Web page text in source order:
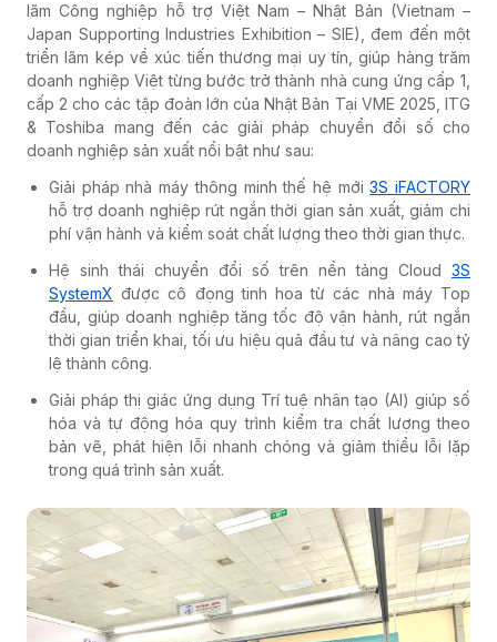
lãm Công nghiệp hỗ trợ Việt Nam – Nhật Bản (Vietnam –
Japan Supporting Industries Exhibition – SIE), đem đến một
triển lãm kép về xúc tiến thương mại uy tín, giúp hàng trăm
doanh nghiệp Việt từng bước trở thành nhà cung ứng cấp 1,
cấp 2 cho các tập đoàn lớn của Nhật Bản Tại VME 2025, ITG
& Toshiba mang đến các giải pháp chuyển đổi số cho
doanh nghiệp sản xuất nổi bật như sau:
Giải pháp nhà máy thông minh thế hệ mới3S iFACTORY
hỗ trợ doanh nghiệp rút ngắn thời gian sản xuất, giảm chi
phí vận hành và kiểm soát chất lượng theo thời gian thực.
Hệ sinh thái chuyển đổi số trên nền tảng Cloud 3S
SystemX được cô đọng tinh hoa từ các nhà máy Top
đầu, giúp doanh nghiệp tăng tốc độ vận hành, rút ngắn
thời gian triển khai, tối ưu hiệu quả đầu tư và nâng cao tỷ
lệ thành công.
Giải pháp thị giác ứng dụng Trí tuệ nhân tạo (AI) giúp số
hóa và tự động hóa quy trình kiểm tra chất lượng theo
bản vẽ, phát hiện lỗi nhanh chóng và giảm thiểu lỗi lặp
trong quá trình sản xuất.